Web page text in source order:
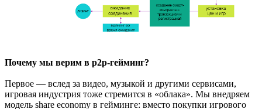
Почему мы верим в p2p-гейминг?
Первое — вслед за видео, музыкой и другими сервисами,
игровая индустрия тоже стремится в «облака». Мы внедряем
модель share economy в гейминге: вместо покупки игрового